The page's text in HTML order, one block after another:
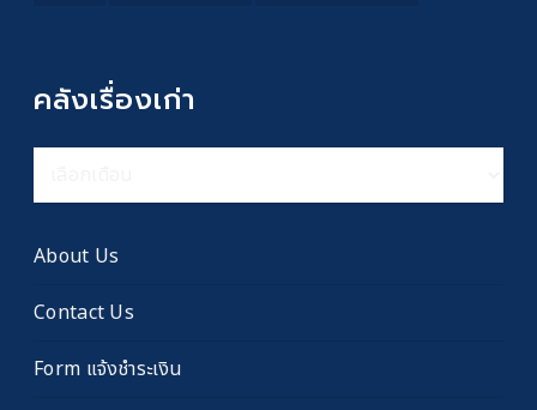
คลังเรื่องเก่า
เรื่อง
About Us
Contact Us
Form แจ้งชำระเงิน